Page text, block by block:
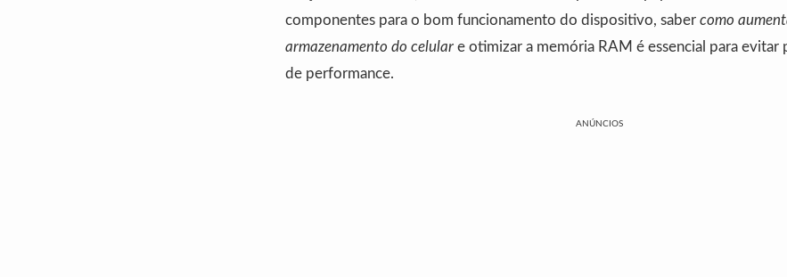
componentes para o bom funcionamento do dispositivo, saber como
armazenamento do celular e otimizar a memória RAM é essencial para evitar
de performance.
ANÚNCIOS